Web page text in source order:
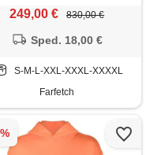
249,00 € 830,00 €
Sped. 18,00 €
S-M-L-XXL-XXXL-XXXXL
Farfetch